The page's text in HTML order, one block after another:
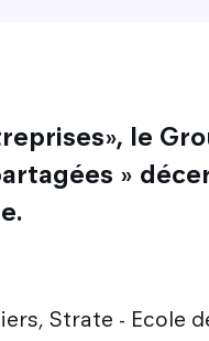
le
»
Strate - Ecole